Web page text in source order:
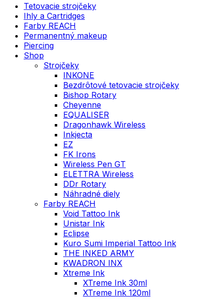
Tetovacie strojčeky
Ihly a Cartridges
Farby REACH
Permanentný makeup
Piercing
Shop
Strojčeky
INKONE
Bezdrôtové tetovacie strojčeky
Bishop Rotary
Cheyenne
EQUALISER
Dragonhawk Wireless
Inkjecta
EZ
FK Irons
Wireless Pen GT
ELETTRA Wireless
DDr Rotary
Náhradné diely
Farby REACH
Void Tattoo Ink
Unistar Ink
Eclipse
Kuro Sumi Imperial Tattoo Ink
THE INKED ARMY
KWADRON INX
Xtreme Ink
XTreme Ink 30ml
XTreme Ink 120ml